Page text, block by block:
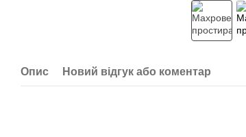
Опис Новий відгук або коментар